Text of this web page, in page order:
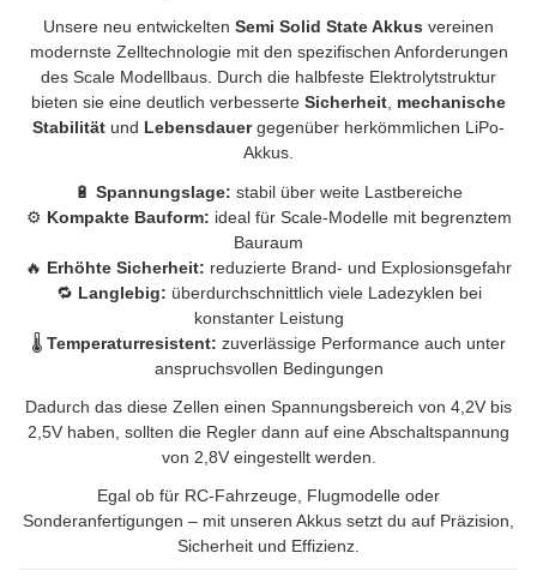
Unsere neu entwickelten Semi Solid State Akkus vereinen
modernste Zelltechnologie mit den spezifischen Anforderungen
des Scale Modellbaus. Durch die halbfeste Elektrolytstruktur
bieten sie eine deutlich verbesserte Sicherheit, mechanische
Stabilität und Lebensdauergegenüber herkömmlichen LiPo-
Akkus.
🔋 Spannungslage: stabil über weite Lastbereiche
⚙️ Kompakte Bauform: ideal für Scale-Modelle mit begrenztem
Bauraum
🔥 Erhöhte Sicherheit: reduzierte Brand- und Explosionsgefahr
🔁 Langlebig: überdurchschnittlich viele Ladezyklen bei
konstanter Leistung
🌡️ Temperaturresistent: zuverlässige Performance auch unter
anspruchsvollen Bedingungen
Dadurch das diese Zellen einen Spannungsbereich von 4,2V bis
2,5V haben, sollten die Regler dann auf eine Abschaltspannung
von 2,8V eingestellt werden.
Egal ob für RC-Fahrzeuge, Flugmodelle oder
Sonderanfertigungen – mit unseren Akkus setzt du auf Präzision,
Sicherheit und Effizienz.